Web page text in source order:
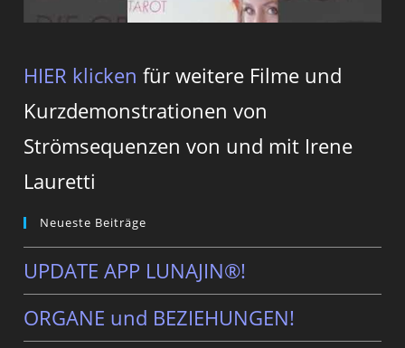
HIER klicken für weitere Filme und
Kurzdemonstrationen von
Strömsequenzen von und mit Irene
Lauretti
Neueste Beiträge
UPDATE APP LUNAJIN®!
ORGANE und BEZIEHUNGEN!